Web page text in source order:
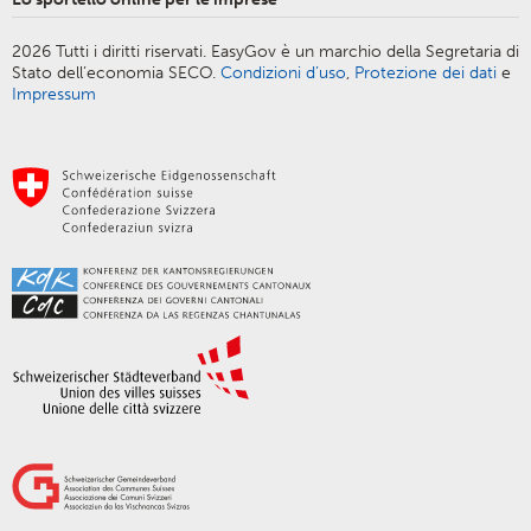
2026 Tutti i diritti riservati. EasyGov è un marchio della Segretaria di
Stato dell’economia SECO. Condizioni d’uso, Protezione dei dati e
Impressum